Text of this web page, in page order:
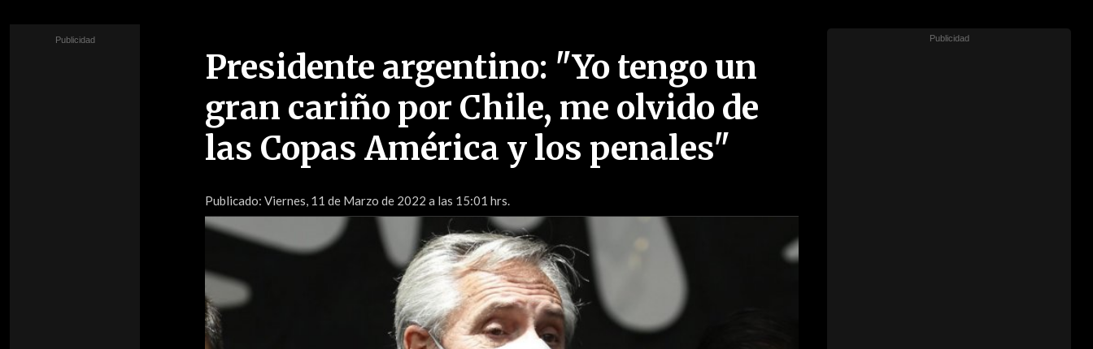
Presidente argentino: "Yo tengo un
gran cariño por Chile, me olvido de
las Copas América y los penales"
Publicado: Viernes, 11 de Marzo de 2022 a las 15:01 hrs.